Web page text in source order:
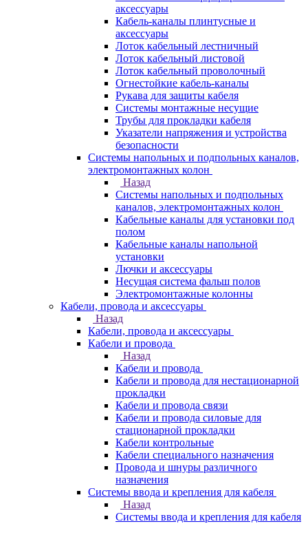
аксессуары
Кабель-каналы плинтусные и
аксессуары
Лоток кабельный лестничный
Лоток кабельный листовой
Лоток кабельный проволочный
Огнестойкие кабель-каналы
Рукава для защиты кабеля
Системы монтажные несущие
Трубы для прокладки кабеля
Указатели напряжения и устройства
безопасности
Системы напольных и подпольных каналов,
электромонтажных колон
Назад
Системы напольных и подпольных
каналов, электромонтажных колон
Кабельные каналы для установки под
полом
Кабельные каналы напольной
установки
Лючки и аксессуары
Несущая система фальш полов
Электромонтажные колонны
Кабели, провода и аксессуары
Назад
Кабели, провода и аксессуары
Кабели и провода
Назад
Кабели и провода
Кабели и провода для нестационарной
прокладки
Кабели и провода связи
Кабели и провода силовые для
стационарной прокладки
Кабели контрольные
Кабели специального назначения
Провода и шнуры различного
назначения
Системы ввода и крепления для кабеля
Назад
Системы ввода и крепления для кабеля